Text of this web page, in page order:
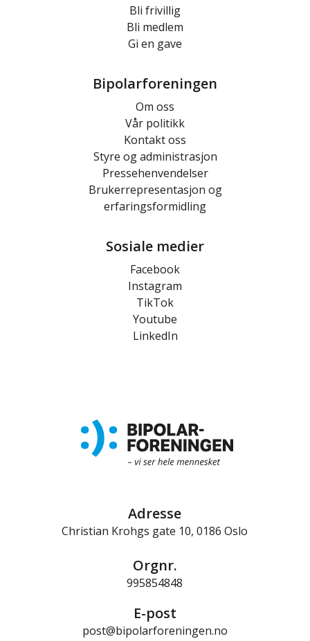
Bli frivillig
Bli medlem
Gi en gave
Bipolarforeningen
Om oss
Vår politikk
Kontakt oss
Styre og administrasjon
Pressehenvendelser
Brukerrepresentasjon og
erfaringsformidling
Sosiale medier
Facebook
Instagram
TikTok
Youtube
LinkedIn
Adresse
Christian Krohgs gate 10, 0186 Oslo
Orgnr.
995854848
E-post
post@bipolarforeningen.no